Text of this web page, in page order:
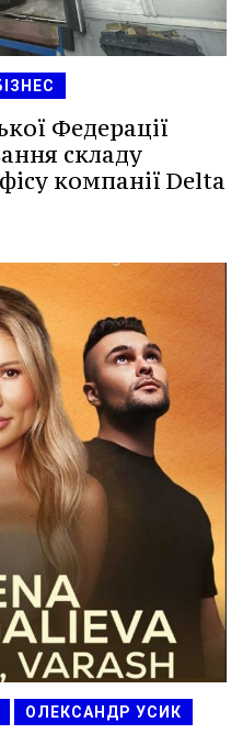
Федерації
складу
компанії Delta
ОЛЕКСАНДР УСИК